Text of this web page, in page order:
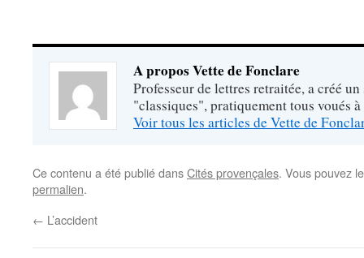
A propos Vette de Fonclare
Professeur de lettres retraitée, a créé
"classiques", pratiquement tous voués
Voir tous les articles de Vette de
Ce contenu a été publié dansCités provençales. Vous pouvez
permalien.
← L’accident